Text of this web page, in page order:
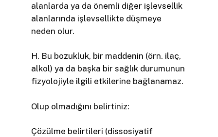
alanlarda ya da önemli diğer işlevsellik
alanlarında işlevsellikte düşmeye
neden olur.
H. Bu bozukluk, bir maddenin (örn. ilaç,
alkol) ya da başka bir sağlık durumunun
fizyolojiyle ilgili etkilerine bağlanamaz.
Olup olmadığını belirtiniz:
Çözülme belirtileri (dissosiyatif